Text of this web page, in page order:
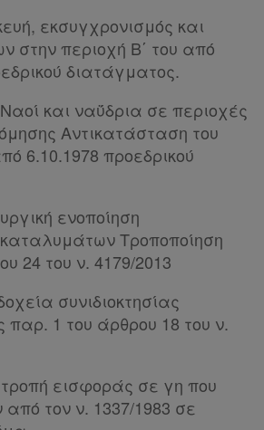
εκσυγχρονισμός και
στην περιοχή Β΄ του από
διατάγματος.
και ναΰδρια σε περιοχές
Αντικατάσταση του
6.10.1978 προεδρικού
ενοποίηση
Τροποποίηση
24 του ν. 4179/2013
συνιδιοκτησίας
παρ. 1 του άρθρου 18 του ν.
εισφοράς σε γη που
από τον ν. 1337/1983 σε